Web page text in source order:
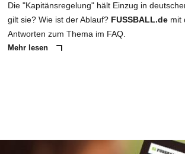
Die "Kapitänsregelung" hält Einzug in
gilt sie? Wie ist der Ablauf? FUSSBALL.de mit
Antworten zum Thema im FAQ.
Mehr lesen